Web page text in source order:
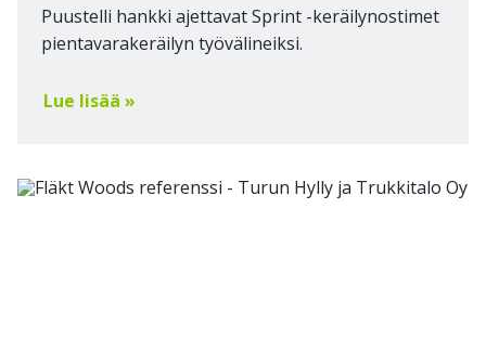
Puustelli hankki ajettavat Sprint -keräilynostimet
pientavarakeräilyn työvälineiksi.
Lue lisää »